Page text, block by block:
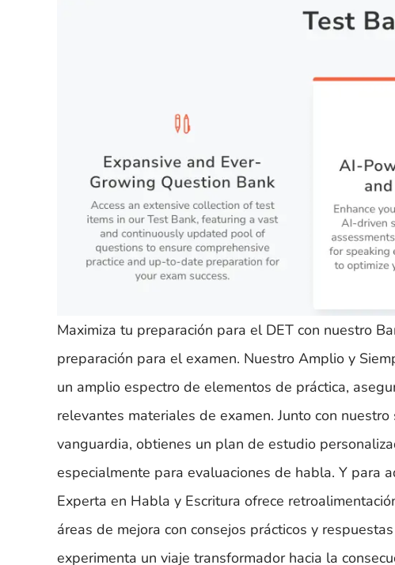
Maximiza tu preparación para el DET con nuestro
preparación para el examen. Nuestro Amplio y
un amplio espectro de elementos de práctica,
relevantes materiales de examen. Junto con
vanguardia, obtienes un plan de estudio
especialmente para evaluaciones de habla. Y para
Experta en Habla y Escritura ofrece
áreas de mejora con consejos prácticos y
experimenta un viaje transformador hacia la